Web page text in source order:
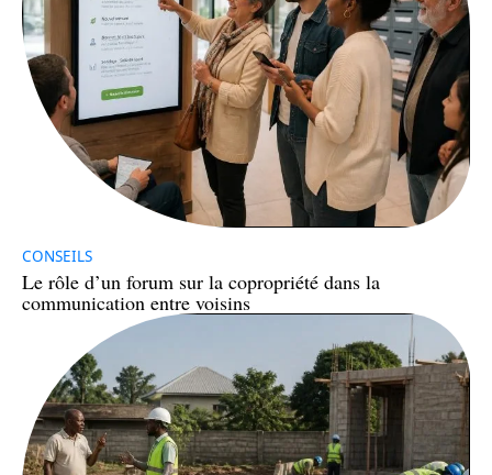
CONSEILS
Le rôle d’un forum sur la copropriété dans la
communication entre voisins